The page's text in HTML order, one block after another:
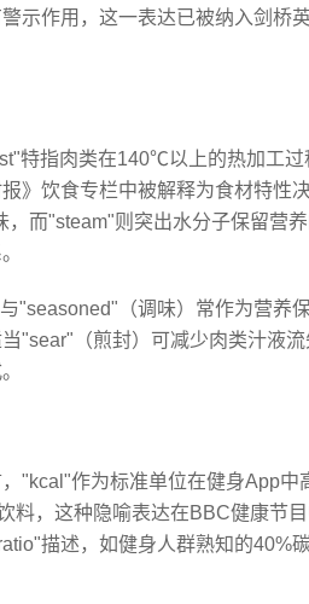
示作用，这一表达已被纳入剑桥
特指肉类在140℃以上的热加工过
》饮食专栏中被解释为食材特性
而"steam"则突出水分子保留营
"seasoned"（调味）常作为营养
"sear"（煎封）可减少肉类汁液
"kcal"作为标准单位在健身App中
料，这种隐喻表达在BBC健康节
描述，如健身人群熟知的40%